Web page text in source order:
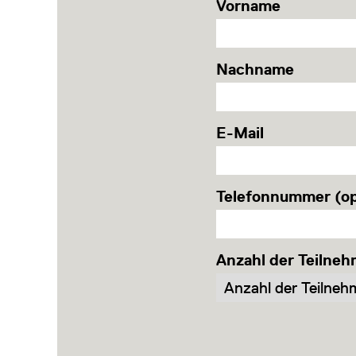
Vorname
Nachname
E-Mail
Telefonnummer
Anzahl der